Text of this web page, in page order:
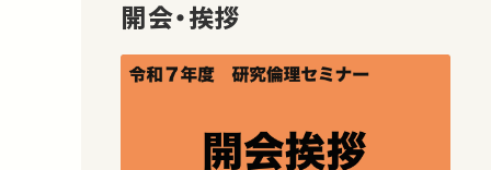
開会・挨拶